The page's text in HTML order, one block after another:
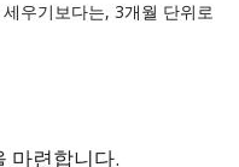
우기보다는, 3개월 단위로
마련합니다.